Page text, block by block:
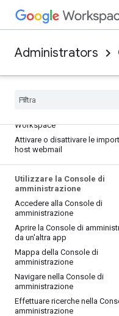
Administrators
Chiedere agli utenti di
migrazione dei propri dati
Apple a Google Workspace
webmail a Google
a Google Workspace
Workspace
Attivare o disattivare le
host webmail
Utilizzare la Console di
amministrazione
Accedere alla Console di
amministrazione
Aprire la Console di
da un'altra app
Mappa della Console di
amministrazione
Navigare nella Console di
amministrazione
Effettuare ricerche nella
amministrazione